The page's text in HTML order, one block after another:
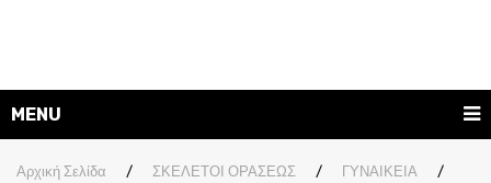
MENU
ΓΥΑΛΙΑ ΗΛΙΟΥ
Αρχική Σελίδα / ΣΚΕΛΕΤΟΙ ΟΡΑΣΕΩΣ / ΓΥΝΑΙΚΕΙΑ
/